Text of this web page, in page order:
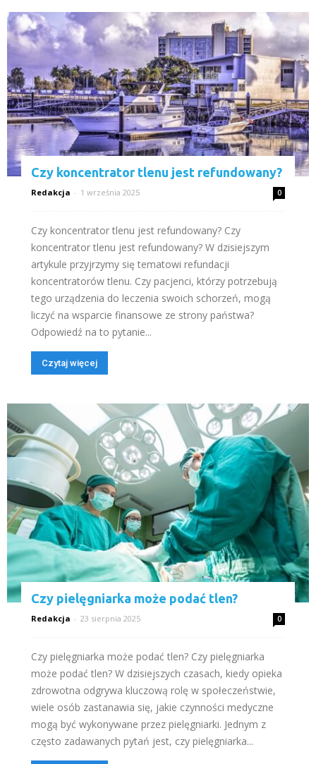
Czy koncentrator tlenu jest refundowany?
Redakcja - 1 września 2025 0
Czy koncentrator tlenu jest refundowany? Czy
koncentrator tlenu jest refundowany? W dzisiejszym
artykule przyjrzymy się tematowi refundacji
koncentratorów tlenu. Czy pacjenci, którzy potrzebują
tego urządzenia do leczenia swoich schorzeń, mogą
liczyć na wsparcie finansowe ze strony państwa?
Odpowiedź na to pytanie...
Czytaj więcej
Czy pielęgniarka może podać tlen?
Redakcja - 23 sierpnia 2025 0
Czy pielęgniarka może podać tlen? Czy pielęgniarka
może podać tlen? W dzisiejszych czasach, kiedy opieka
zdrowotna odgrywa kluczową rolę w społeczeństwie,
wiele osób zastanawia się, jakie czynności medyczne
mogą być wykonywane przez pielęgniarki. Jednym z
często zadawanych pytań jest, czy pielęgniarka...